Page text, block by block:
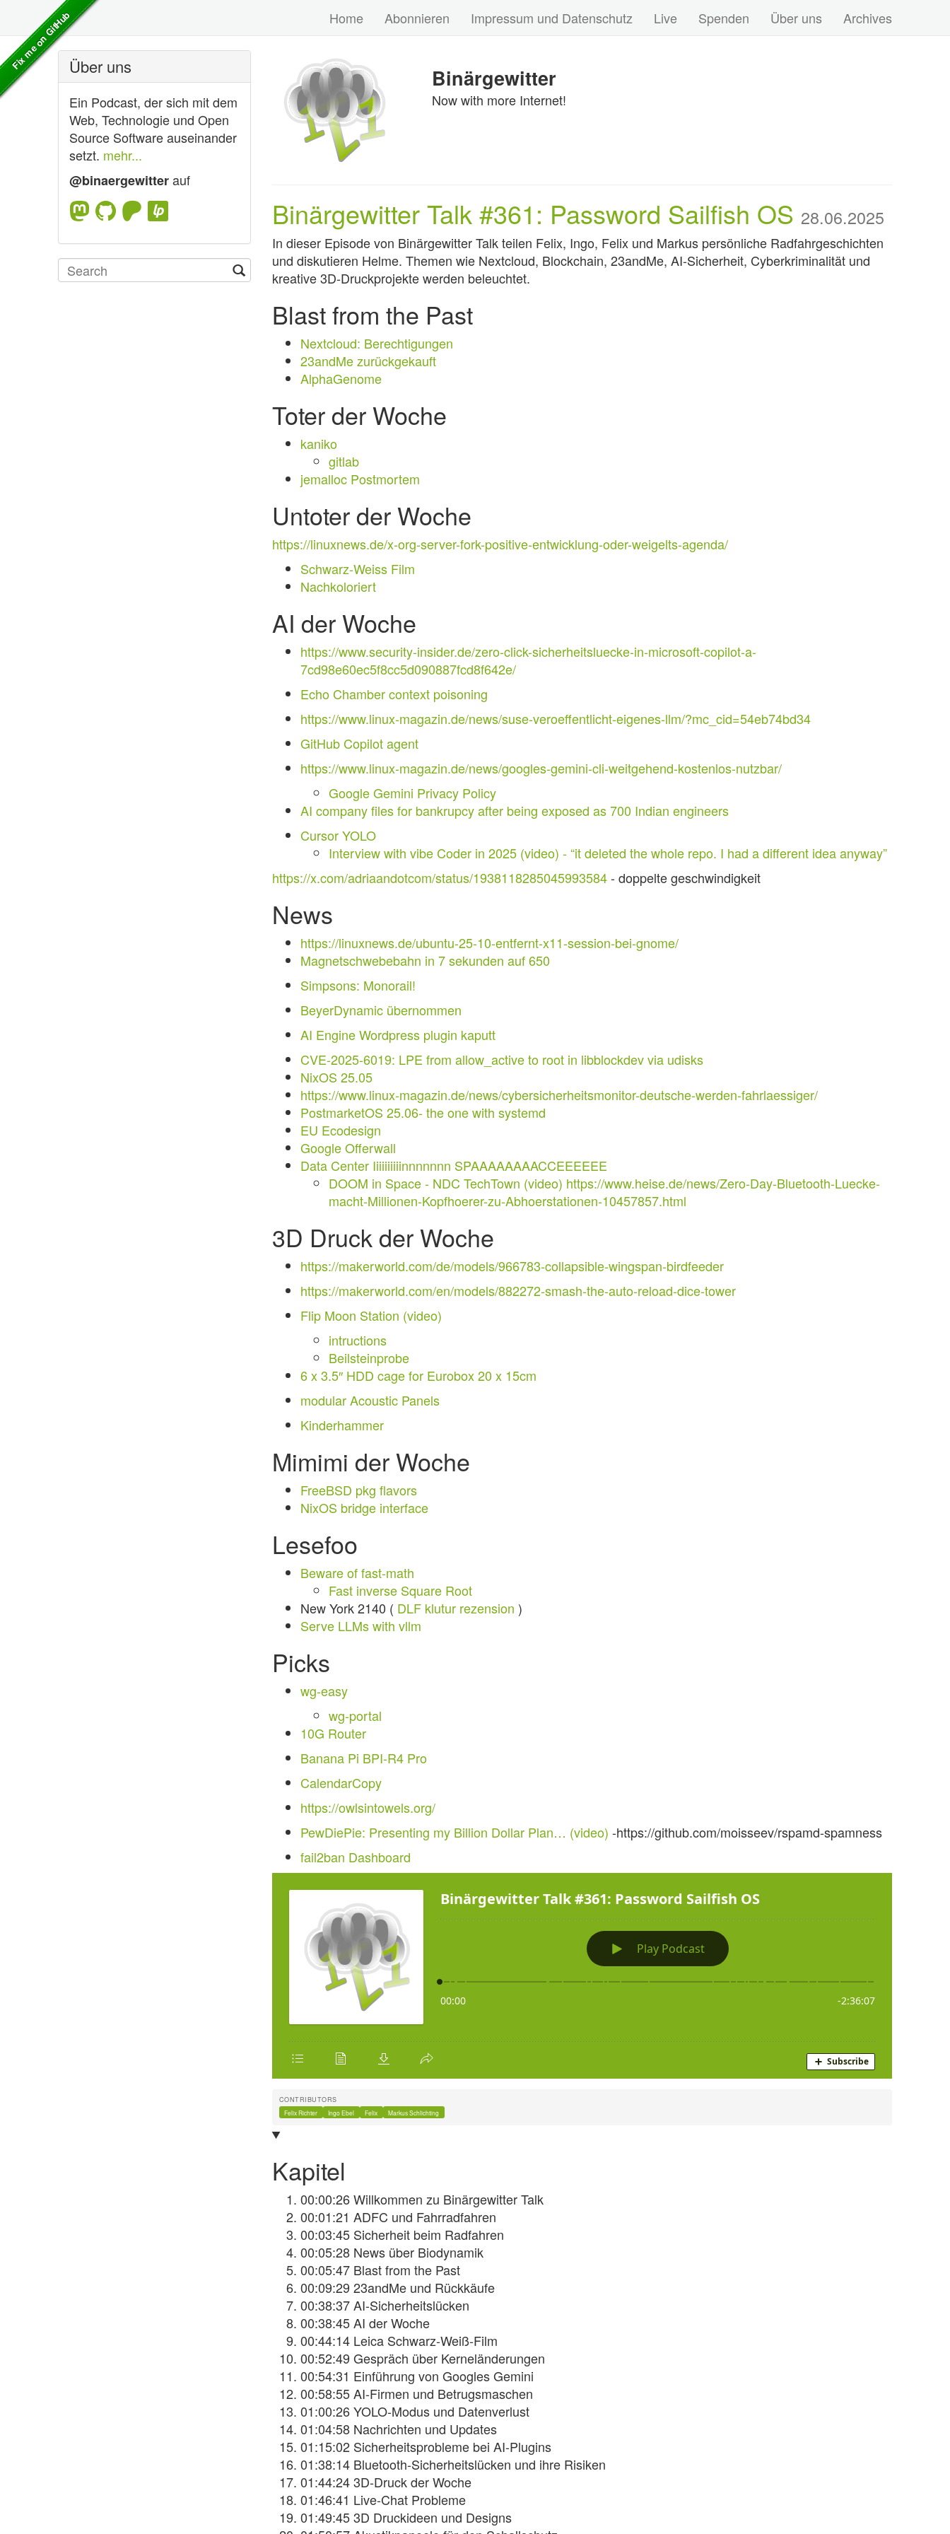
Home Abonnieren Impressum und Datenschutz Live Spenden Über uns Archives
Über uns
Ein Podcast, der sich mit dem
Web, Technologie und Open
Source Software auseinander
setzt. mehr...
@binaergewitterauf
Binärgewitter
Now with more Internet!
Binärgewitter Talk #361: Password Sailfish OS 28.06.2025
In dieser Episode von Binärgewitter Talk teilen Felix, Ingo, Felix und Markus persönliche Radfahrgeschichten
und diskutieren Helme. Themen wie Nextcloud, Blockchain, 23andMe, AI-Sicherheit, Cyberkriminalität und
kreative 3D-Druckprojekte werden beleuchtet.
Blast from the Past
Nextcloud: Berechtigungen
23andMe zurückgekauft
AlphaGenome
Toter der Woche
kaniko
gitlab
jemalloc Postmortem
Untoter der Woche
https://linuxnews.de/x-org-server-fork-positive-entwicklung-oder-weigelts-agenda/
Schwarz-Weiss Film
Nachkoloriert
AI der Woche
https://www.security-insider.de/zero-click-sicherheitsluecke-in-microsoft-copilot-a-
7cd98e60ec5f8cc5d090887fcd8f642e/
Echo Chamber context poisoning
https://www.linux-magazin.de/news/suse-veroeffentlicht-eigenes-llm/?mc_cid=54eb74bd34
GitHub Copilot agent
https://www.linux-magazin.de/news/googles-gemini-cli-weitgehend-kostenlos-nutzbar/
Google Gemini Privacy Policy
AI company files for bankrupcy after being exposed as 700 Indian engineers
Cursor YOLO
Interview with vibe Coder in 2025 (video) - “it deleted the whole repo. I had a different idea anyway”
https://x.com/adriaandotcom/status/1938118285045993584- doppelte geschwindigkeit
News
https://linuxnews.de/ubuntu-25-10-entfernt-x11-session-bei-gnome/
Magnetschwebebahn in 7 sekunden auf 650
Simpsons: Monorail!
BeyerDynamic übernommen
AI Engine Wordpress plugin kaputt
CVE-2025-6019: LPE from allow_active to root in libblockdev via udisks
NixOS 25.05
https://www.linux-magazin.de/news/cybersicherheitsmonitor-deutsche-werden-fahrlaessiger/
PostmarketOS 25.06- the one with systemd
EU Ecodesign
Google Offerwall
Data Center Iiiiiiiiiinnnnnnn SPAAAAAAAACCEEEEEE
DOOM in Space - NDC TechTown (video) https://www.heise.de/news/Zero-Day-Bluetooth-Luecke-
macht-Millionen-Kopfhoerer-zu-Abhoerstationen-10457857.html
3D Druck der Woche
https://makerworld.com/de/models/966783-collapsible-wingspan-birdfeeder
https://makerworld.com/en/models/882272-smash-the-auto-reload-dice-tower
Flip Moon Station (video)
intructions
Beilsteinprobe
6 x 3.5″ HDD cage for Eurobox 20 x 15cm
modular Acoustic Panels
Kinderhammer
Mimimi der Woche
FreeBSD pkg flavors
NixOS bridge interface
Lesefoo
Beware of fast-math
Fast inverse Square Root
New York 2140 ( DLF klutur rezension )
Serve LLMs with vllm
Picks
wg-easy
wg-portal
10G Router
Banana Pi BPI-R4 Pro
CalendarCopy
https://owlsintowels.org/
PewDiePie: Presenting my Billion Dollar Plan… (video) -https://github.com/moisseev/rspamd-spamness
fail2ban Dashboard
CONTRIBUTORS
Felix Richter Ingo Ebel Felix Markus Schlichting
Kapitel
00:00:26 Willkommen zu Binärgewitter Talk
00:01:21 ADFC und Fahrradfahren
00:03:45 Sicherheit beim Radfahren
00:05:28 News über Biodynamik
00:05:47 Blast from the Past
00:09:29 23andMe und Rückkäufe
00:38:37 AI-Sicherheitslücken
00:38:45 AI der Woche
00:44:14 Leica Schwarz-Weiß-Film
00:52:49 Gespräch über Kerneländerungen
00:54:31 Einführung von Googles Gemini
00:58:55 AI-Firmen und Betrugsmaschen
01:00:26 YOLO-Modus und Datenverlust
01:04:58 Nachrichten und Updates
01:15:02 Sicherheitsprobleme bei AI-Plugins
01:38:14 Bluetooth-Sicherheitslücken und ihre Risiken
01:44:24 3D-Druck der Woche
01:46:41 Live-Chat Probleme
01:49:45 3D Druckideen und Designs